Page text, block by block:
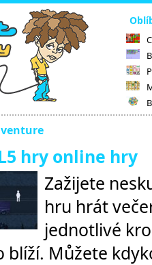
hry online hry
Zažijete
hru hrát
jednotlivé
blíží. Můžete